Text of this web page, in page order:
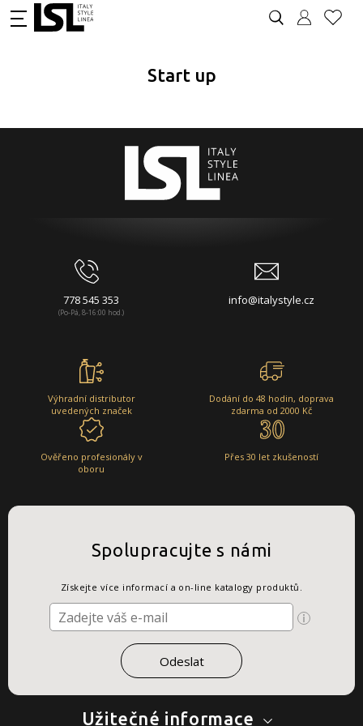
Start up
778 545 353
(Po-Pá, 8-16:00 hod.)
info@italystyle.cz
Výhradní distributor
uvedených značek
Dodání do 48 hodin, doprava
zdarma od 2000 Kč
Ověřeno profesionály v
oboru
Přes 30 let zkušeností
Užitečné informace
Spolupracujte s námi
Získejte více informací a on-line katalogy produktů.